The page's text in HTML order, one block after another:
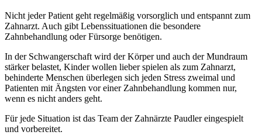
Nicht jeder Patient geht regelmäßig vorsorglich und entspannt zum
Zahnarzt. Auch gibt Lebenssituationen die besondere
Zahnbehandlung oder Fürsorge benötigen.
In der Schwangerschaft wird der Körper und auch der Mundraum
stärker belastet, Kinder wollen lieber spielen als zum Zahnarzt,
behinderte Menschen überlegen sich jeden Stress zweimal und
Patienten mit Ängsten vor einer Zahnbehandlung kommen nur,
wenn es nicht anders geht.
Für jede Situation ist das Team der Zahnärzte Paudler eingespielt
und vorbereitet.